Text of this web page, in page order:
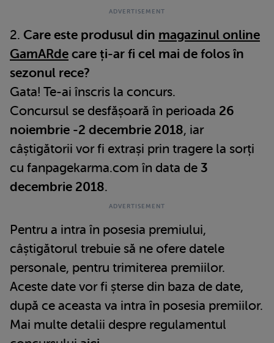
2. Care este produsul din magazinul online
GamARde care ți-ar fi cel mai de folos în
sezonul rece?
Gata! Te-ai înscris la concurs.
Concursul se desfășoară în perioada 26
noiembrie -2 decembrie 2018, iar
câștigătorii vor fi extrași prin tragere la sorți
cu fanpagekarma.com în data de 3
decembrie 2018.
Pentru a intra în posesia premiului,
câștigătorul trebuie să ne ofere datele
personale, pentru trimiterea premiilor.
Aceste date vor fi șterse din baza de date,
după ce aceasta va intra în posesia premiilor.
Mai multe detalii despre regulamentul